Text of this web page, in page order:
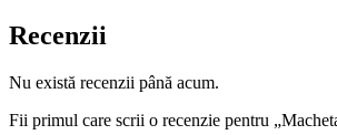
Recenzii
Nu există recenzii până acum.
Fii primul care scrii o recenzie pentru